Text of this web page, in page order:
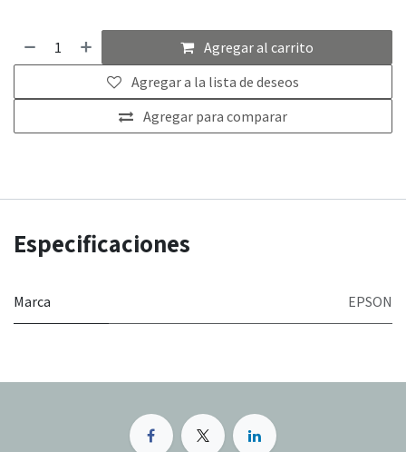
Agregar al carrito
Agregar para comparar
Agregar a la lista de deseos
Especificaciones
Marca EPSON